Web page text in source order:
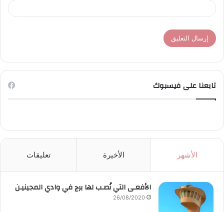
تابعنا على فيسبوك
الأشهر الأخيرة تعليقات
الأفعـى التي نُصـب لها برج في وادي المجينيـن
26/08/2020